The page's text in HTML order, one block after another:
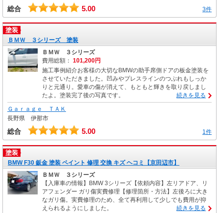
総合 5.00 3件
塗装
ＢＭＷ ３シリーズ 塗装
ＢＭＷ ３シリーズ
費用総額： 101,200円
施工事例紹介お客様の大切なBMWの助手席側ドアの板金塗装を
させていただきました。凹みやプレスラインのつぶれもしっか
りと元通り。愛車の傷が消えて、もともと輝きを取り戻しまし
たよ。塗装完了後の写真です。
続きを見る
Ｇａｒａｇｅ ＴＡＫ
長野県 伊那市
総合 5.00 1件
塗装
BMW F30 鈑金 塗装 ペイント 修理 交換 キズ ヘコミ【京田辺市】
ＢＭＷ ３シリーズ
【入庫車の情報】BMW 3シリーズ【依頼内容】左リアドア、リ
アフェンダー ガリ傷実費修理【修理箇所・方法】左後ろに大き
なガリ傷。実費修理のため、全て再利用して少しでも費用が抑
えられるようにしました。
続きを見る